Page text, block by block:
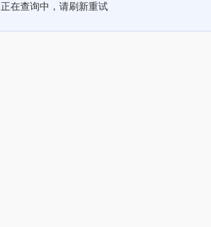
正在查询中，请刷新重试